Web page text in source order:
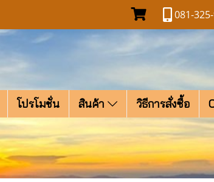
081-
โปรโมชั่น สินค้า วิธีการสั่งซื้อ